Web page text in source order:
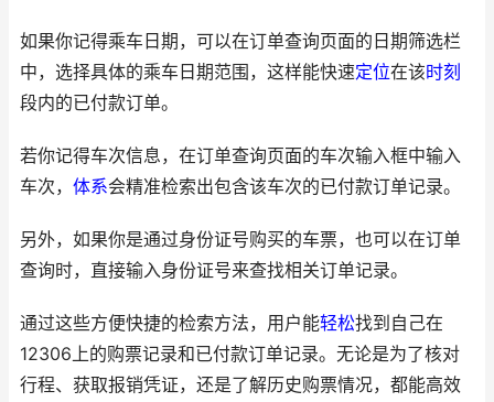
如果你记得乘车日期，可以在订单查询页面的日期筛选栏
中，选择具体的乘车日期范围，这样能快速定位在该时刻
段内的已付款订单。
若你记得车次信息，在订单查询页面的车次输入框中输入
车次， 体系会精准检索出包含该车次的已付款订单记录。
另外，如果你是通过身份证号购买的车票，也可以在订单
查询时，直接输入身份证号来查找相关订单记录。
通过这些方便快捷的检索方法，用户能轻松找到自己在
12306上的购票记录和已付款订单记录。无论是为了核对
行程、获取报销凭证，还是了解历史购票情况，都能高效